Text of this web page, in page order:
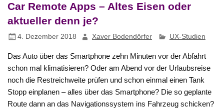
Car Remote Apps – Altes Eisen oder
aktueller denn je?
4. Dezember 2018 Xaver Bodendörfer UX-Studien
Das Auto über das Smartphone zehn Minuten vor der Abfahrt
schon mal klimatisieren? Oder am Abend vor der Urlaubsreise
noch die Restreichweite prüfen und schon einmal einen Tank
Stopp einplanen – alles über das Smartphone? Die so geplante
Route dann an das Navigationssystem ins Fahrzeug schicken?